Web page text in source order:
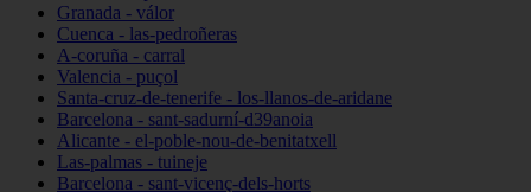
Granada - válor
Cuenca - las-pedroñeras
A-coruña - carral
Valencia - puçol
Santa-cruz-de-tenerife - los-llanos-de-aridane
Barcelona - sant-sadurní-d39anoia
Alicante - el-poble-nou-de-benitatxell
Las-palmas - tuineje
Barcelona - sant-vicenç-dels-horts